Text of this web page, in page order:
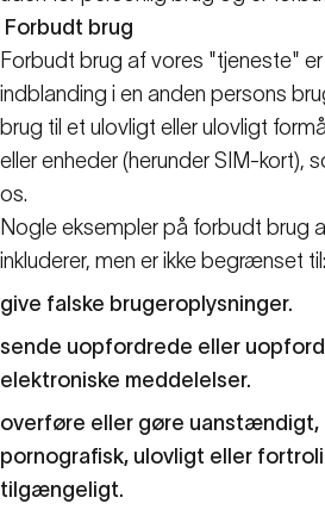
Forbudt brug
Forbudt brug af vores "tjeneste"
indblanding i en anden persons
brug til et ulovligt eller ulovligt
eller enheder (herunder SIM-kort),
os.
Nogle eksempler på forbudt brug
inkluderer, men er ikke begrænset til:
give falske brugeroplysninger.
sende uopfordrede eller
elektroniske meddelelser.
overføre eller gøre
pornografisk, ulovligt eller
tilgængeligt.